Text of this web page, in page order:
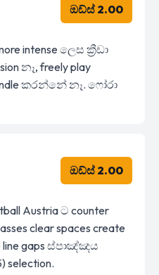
ඔඩ්ස් 2.00
intense ලෙස ක්‍රීඩා
නෑ, freely play
කරන්නේ නෑ. ෆෝරා
ඔඩ්ස් 2.00
Austria ට counter
clear spaces create
line gaps ස්පාඤ්ඤය
selection.